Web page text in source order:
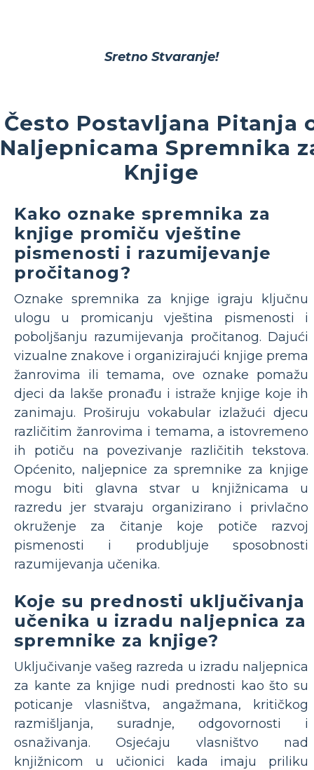
Sretno Stvaranje!
Često Postavljana Pitanja
Naljepnicama Spremnika
Knjige
Kako oznake spremnika za
knjige promiču vještine
pismenosti i razumijevanje
pročitanog?
Oznake spremnika za knjige igraju ključnu
ulogu u promicanju vještina pismenosti i
poboljšanju razumijevanja pročitanog. Dajući
vizualne znakove i organizirajući knjige prema
žanrovima ili temama, ove oznake pomažu
djeci da lakše pronađu i istraže knjige koje ih
zanimaju. Proširuju vokabular izlažući djecu
različitim žanrovima i temama, a istovremeno
ih potiču na povezivanje različitih tekstova.
Općenito, naljepnice za spremnike za knjige
mogu biti glavna stvar u knjižnicama u
razredu jer stvaraju organizirano i privlačno
okruženje za čitanje koje potiče razvoj
pismenosti i produbljuje sposobnosti
razumijevanja učenika.
Koje su prednosti uključivanja
učenika u izradu naljepnica za
spremnike za knjige?
Uključivanje vašeg razreda u izradu naljepnica
za kante za knjige nudi prednosti kao što su
poticanje vlasništva, angažmana, kritičkog
razmišljanja, suradnje, odgovornosti i
osnaživanja. Osjećaju vlasništvo nad
knjižnicom u učionici kada imaju priliku